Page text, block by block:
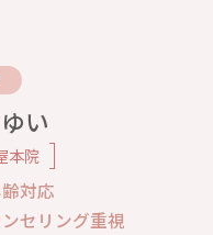
い
本院
対応
セリング重視